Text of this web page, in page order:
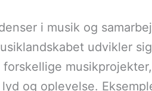
i musik og
udvikler
forskellige
og oplevelse.